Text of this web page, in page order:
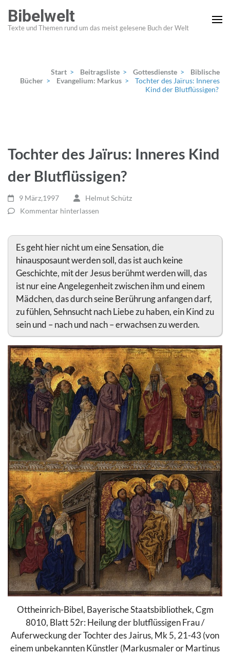
Inhalt
springen
Bibelwelt
Texte und Themen rund um das meist gelesene Buch der Welt
Start > Beitragsliste > Gottesdienste >
Biblische
Bücher > Evangelium: Markus >
Tochter des Jaïrus: Inneres
Kind der Blutflüssigen?
Tochter des Jaïrus: Inneres Kind
der Blutflüssigen?
9 März,1997
Helmut Schütz
Kommentar hinterlassen
Es geht hier nicht um eine Sensation, die
hinausposaunt werden soll, das ist auch keine
Geschichte, mit der Jesus berühmt werden will, das
ist nur eine Angelegenheit zwischen ihm und einem
Mädchen, das durch seine Berührung anfangen darf,
zu fühlen, Sehnsucht nach Liebe zu haben, ein Kind zu
sein und – nach und nach – erwachsen zu werden.
Ottheinrich-Bibel, Bayerische Staatsbibliothek, Cgm
8010, Blatt 52r: Heilung der blutflüssigen Frau /
Auferweckung der Tochter des Jairus, Mk 5, 21-43 (von
einem unbekannten Künstler (Markusmaler or Martinus